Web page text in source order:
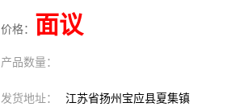
价格： 面议
产品数量：
发货地址： 江苏省扬州宝应县夏集镇